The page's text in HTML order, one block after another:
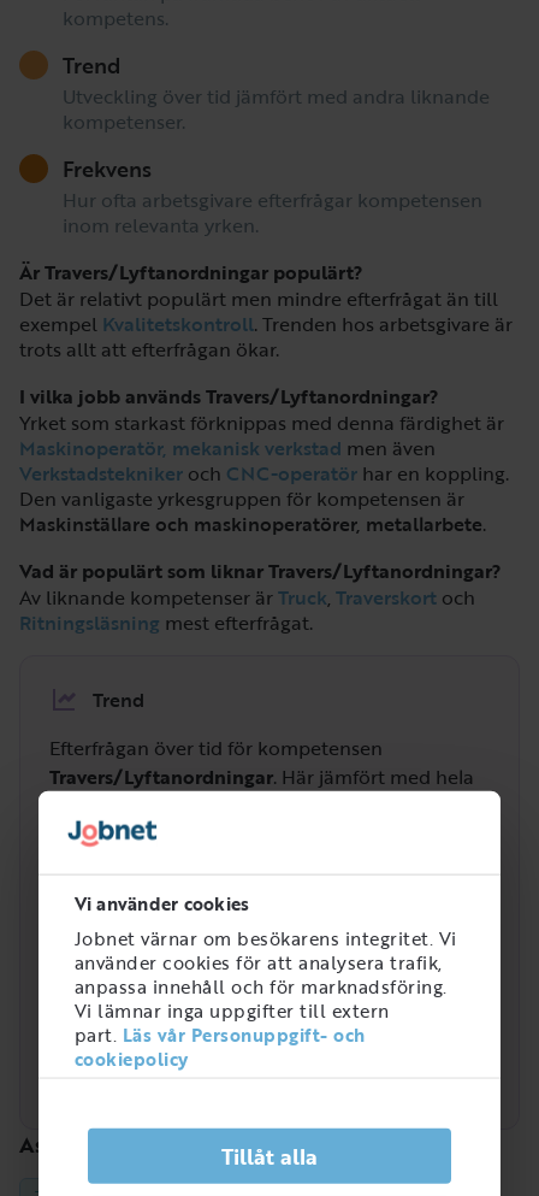
Vi använder cookies
Jobnet värnar om besökarens integritet. Vi
använder cookies för att analysera trafik,
anpassa innehåll och för marknadsföring.
Vi lämnar inga uppgifter till extern
part. Läs vår Personuppgift- och
cookiepolicy
Tillåt alla
kompetens.
Trend
Utveckling över tid jämfört med andra liknande
kompetenser.
Frekvens
Hur ofta arbetsgivare efterfrågar kompetensen
inom relevanta yrken.
Är Travers/Lyftanordningar populärt?
Det är relativt populärt men mindre efterfrågat än till
exempel Kvalitetskontroll. Trenden hos arbetsgivare är
trots allt att efterfrågan ökar.
I vilka jobb används Travers/Lyftanordningar?
Yrket som starkast förknippas med denna färdighet är
Maskinoperatör, mekanisk verkstad men även
Verkstadstekniker och CNC-operatör har en koppling.
Den vanligaste yrkesgruppen för kompetensen är
Maskinställare och maskinoperatörer, metallarbete.
Vad är populärt som liknar Travers/Lyftanordningar?
Av liknande kompetenser ärTruck, Traverskort och
Ritningsläsning mest efterfrågat.
Trend
Efterfrågan över tid för kompetensen
Travers/Lyftanordningar. Här jämfört med hela
Hög
2024
2023
2022
2021
Travers/Lyftanordningar
Associerade kompetenser